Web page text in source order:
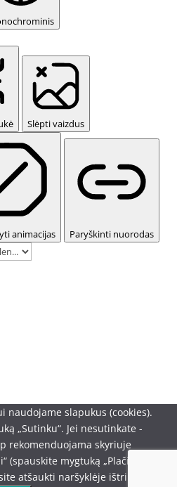
Slėpti vaizdus
animacijas Paryškinti nuorodas
naudojame slapukus (cookies).
„Sutinku“. Jei nesutinkate -
rekomenduojama skyriuje
mygtuką „Plačiau“). Savo
atšaukti naršyklėje ištrindami